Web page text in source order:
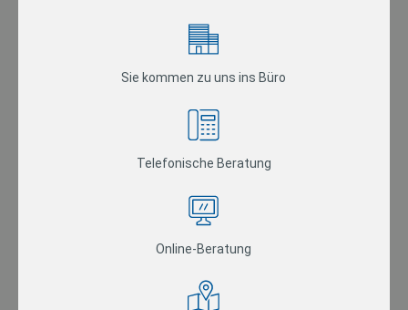
Sie kommen zu uns ins Büro
Telefonische Beratung
Online-Beratung